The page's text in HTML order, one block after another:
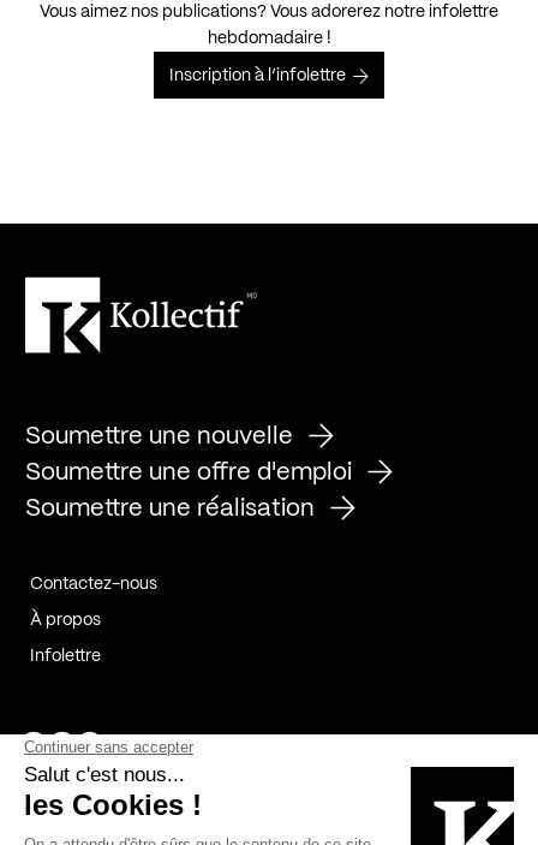
Vous aimez nos publications? Vous adorerez notre infolettre
hebdomadaire !
Inscription à l’infolettre
Soumettre une nouvelle
Soumettre une offre d'emploi
Soumettre une réalisation
Contactez-nous
À propos
Infolettre
Page Facebook de Kollectif
Page Instagram de Kollectif
Page Linkedin de Kollectif